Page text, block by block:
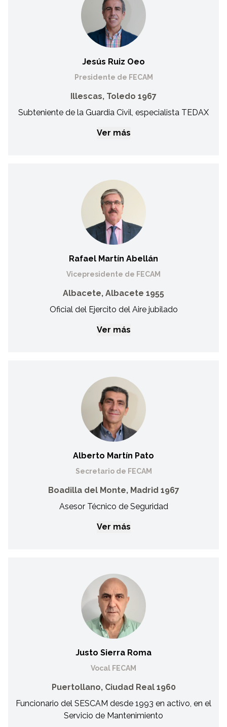
Jesús Ruiz Oeo
Presidente de FECAM
Illescas, Toledo 1967
Subteniente de la Guardia Civil, especialista TEDAX
Ver más
Subteniente de la Guardia Civil, especialista TEDAX. Jefe del
Grupo Especial de Desactivación de Explosivos de la
Unidad de Seguridad de la Presidencia de Gobierno.
Instructor de Educación Física por la Escuela Central de
Educación Física del Ejército.
Rafael Martín Abellán
Vicepresidente de FECAM
Albacete, Albacete 1955
Oficial del Ejercito del Aire jubilado
Ver más
Vicepresidente de FECAM
Oficial del Ejercito del Aire en la Reserva. Ha sido Tesorero
Provincial y Delegado Comarcal de ASPRONA del año 2006
al 2013. También ha sido Presidente de los Clubes
Deportivos de ASPRONA del año 2008 al 2014. Ha formado
parte de la Comisión Delegada de FEDDI del año 2012 al
Alberto Martín Pato
Secretario de FECAM
Boadilla del Monte, Madrid 1967
Asesor Técnico de Seguridad
Ver más
Asesor Técnico de Seguridad
Justo Sierra Roma
Vocal FECAM
Puertollano, Ciudad Real 1960
Funcionario del SESCAM desde 1993 en activo, en el
Servicio de Mantenimiento